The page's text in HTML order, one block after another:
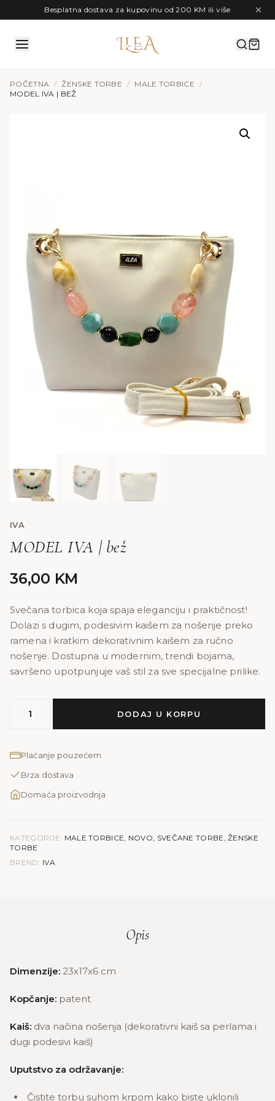
Preskoči na sadržajBesplatna dostava za kupovinu od 200 KM ili više
POČETNA / ŽENSKE TORBE / MALE TORBICE /
MODEL IVA | BEŽ
IVA
MODEL IVA | bež
36,00 KM
Svečana torbica koja spaja eleganciju i praktičnost!
Dolazi s dugim, podesivim kaišem za nošenje preko
ramena i kratkim dekorativnim kaišem za ručno
nošenje. Dostupna u modernim, trendi bojama,
savršeno upotpunjuje vaš stil za sve specijalne prilike.
bež
DODAJ U KORPU
Plaćanje pouzećem
Brza dostava
Domaća proizvodnja
KATEGORIJE: MALE TORBICE, NOVO, SVEČANE TORBE,ŽENSKE
TORBE
BREND: IVA
Opis
Dimenzije: 23x17x6 cm
Kopčanje: patent
Kaiš: dva načina nošenja (dekorativni kaiš sa perlama i
dugi podesivi kaiš)
Uputstvo za održavanje:
Čistite torbu suhom krpom kako biste uklonili